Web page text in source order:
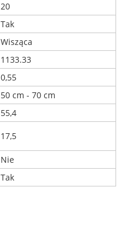
20
Tak
Wisząca
1133.33
0,55
50 cm - 70 cm
55,4
17,5
Nie
Tak